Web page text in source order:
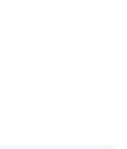
высоких нагрузках;